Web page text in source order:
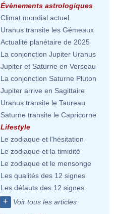
Évènements astrologiques
Climat mondial actuel
Uranus transite les Gémeaux
Actualité planétaire de 2025
La conjonction Jupiter Uranus
Jupiter et Saturne en Verseau
La conjonction Saturne Pluton
Jupiter arrive en Sagittaire
Uranus transite le Taureau
Saturne transite le Capricorne
Lifestyle
Le zodiaque et l'hésitation
Le zodiaque et la timidité
Le zodiaque et le mensonge
Les qualités des 12 signes
Les défauts des 12 signes
+ Voir tous les articles